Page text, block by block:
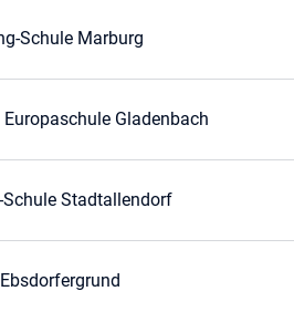
Schule Marburg
Europaschule Gladenbach
Schule Stadtallendorf